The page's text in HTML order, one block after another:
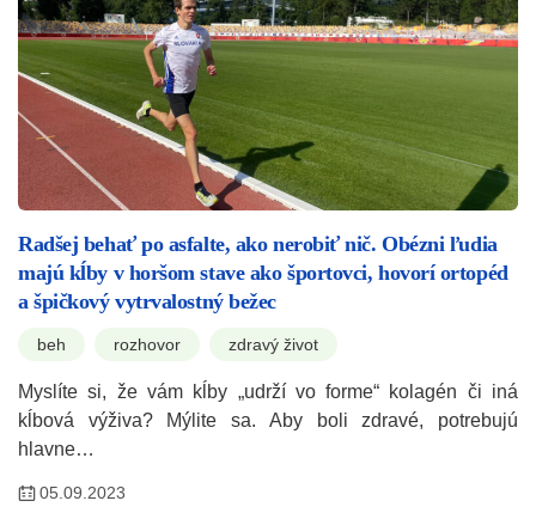
Radšej behať po asfalte, ako nerobiť nič. Obézni ľudia
majú kĺby v horšom stave ako športovci, hovorí ortopéd
a špičkový vytrvalostný bežec
beh rozhovor zdravý život
Myslíte si, že vám kĺby „udrží vo forme“ kolagén či iná
kĺbová výživa? Mýlite sa. Aby boli zdravé, potrebujú
hlavne…
05.09.2023